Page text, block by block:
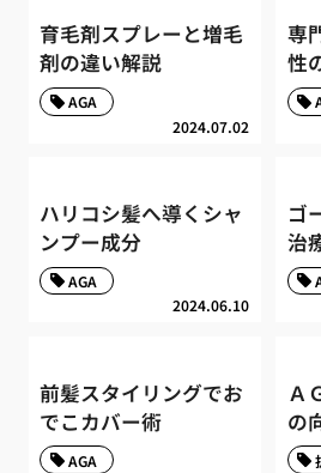
育毛剤スプレーと増毛
剤の違い解説
2024.07.02
AGA
専
性
ハリコシ髪へ導くシャ
ンプー成分
2024.06.10
AGA
ゴ
治
前髪スタイリングでお
でこカバー術
AGA
Ａ
の